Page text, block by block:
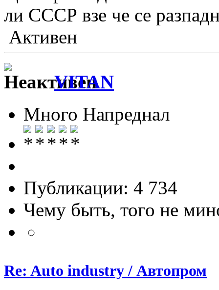
ли СССР взе че се
Активен
VITAN
Много Напреднал
Публикации: 4 734
Чему быть, того не
Re: Auto industry / Автопром